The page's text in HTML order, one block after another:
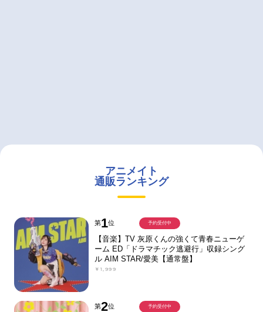
アニメイト
通販ランキング
第1位
【音楽】TV 灰原くんの強くて青春ニューゲ
ーム ED「ドラマチック逃避行」収録シング
ル AIM STAR/愛美【通常盤】
￥1,999
予約受付中
第2位 予約受付中